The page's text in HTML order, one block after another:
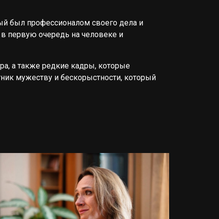
был профессионалом своего дела и
первую очередь на человеке и
а также редкие кадры, которые
мужеству и бескорыстности, который